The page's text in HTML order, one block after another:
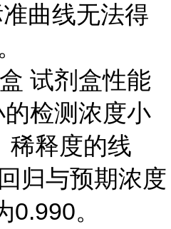
曲线无法得
试剂盒性能
检测浓度小
稀释度的线
归与预期浓度
。